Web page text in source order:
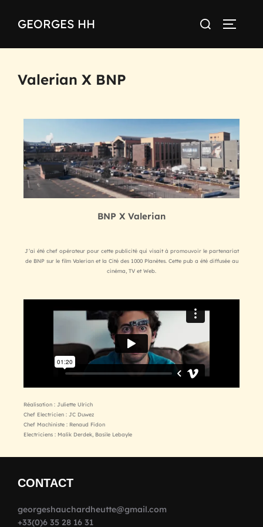
GEORGES HH
Valerian X BNP
BNP X Valerian
J’ai été chef opérateur pour cette publicité qui visait à promouvoir le partenariat
de BNP sur le film Valerian et la Cité des 1000 Planètes. Cette pub a été diffusée au
cinéma, TV et Web.
Réalisation : Juliette Ulrich
Chef Electricien : JC Duwez
Chef Machiniste : Renaud Fidon
Electriciens : Malik Derdek, Basile Lebayle
CONTACT
georgeshauchardheutte@gmail.com
+33(0)6 35 28 16 31